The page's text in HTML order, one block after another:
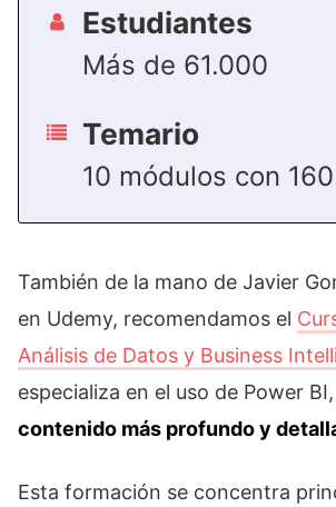
Estudiantes
Más de 61.000
Temario
10 módulos con
También de la mano de Javier
en Udemy, recomendamos el
Análisis de Datos y Business
especializa en el uso de Power
contenido más profundo y
Esta formación se concentra